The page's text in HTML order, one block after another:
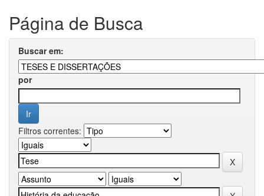
Página de Busca
Buscar em:
por
Filtros correntes: